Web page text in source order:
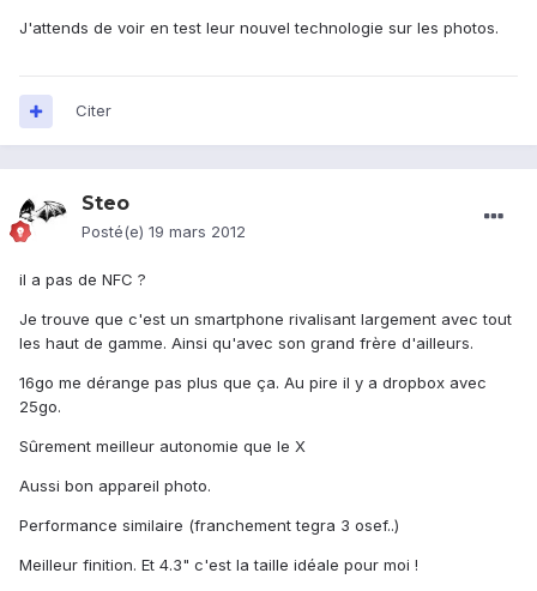
J'attends de voir en test leur nouvel technologie sur les photos.
Citer
Steo
Posté(e) 19 mars 2012
il a pas de NFC ?
Je trouve que c'est un smartphone rivalisant largement avec tout
les haut de gamme. Ainsi qu'avec son grand frère d'ailleurs.
16go me dérange pas plus que ça. Au pire il y a dropbox avec
25go.
Sûrement meilleur autonomie que le X
Aussi bon appareil photo.
Performance similaire (franchement tegra 3 osef..)
Meilleur finition. Et 4.3" c'est la taille idéale pour moi !